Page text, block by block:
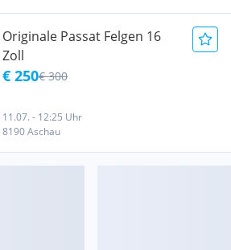
Originale Passat Felgen 16
Zoll
€ 250€ 300
11.07. - 12:25 Uhr
8190 Aschau